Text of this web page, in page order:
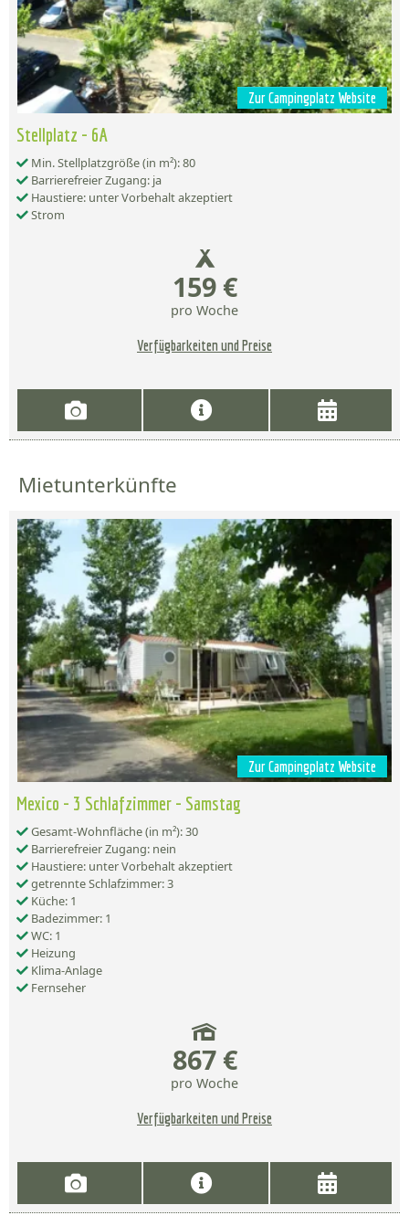
Zur Campingplatz Website
Stellplatz - 6A
Min. Stellplatzgröße (in m²): 80
Barrierefreier Zugang: ja
Haustiere: unter Vorbehalt akzeptiert
Strom
159 €
pro Woche
Verfügbarkeiten und Preise
Mietunterkünfte
Zur Campingplatz Website
Mexico - 3 Schlafzimmer - Samstag
Gesamt-Wohnfläche (in m²): 30
Barrierefreier Zugang: nein
Haustiere: unter Vorbehalt akzeptiert
getrennte Schlafzimmer: 3
Küche: 1
Badezimmer: 1
WC: 1
Heizung
Klima-Anlage
Fernseher
867 €
pro Woche
Verfügbarkeiten und Preise